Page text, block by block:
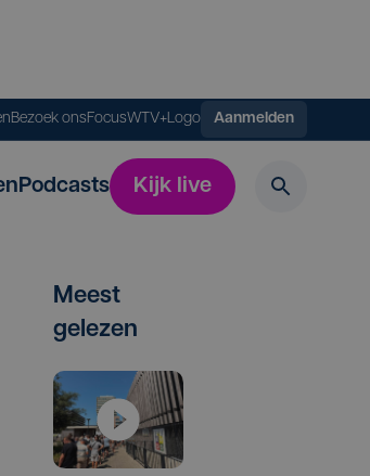
Bezoek onsFocusWTV+Logo Aanmelden
Podcasts Kijk live
Meest
gelezen